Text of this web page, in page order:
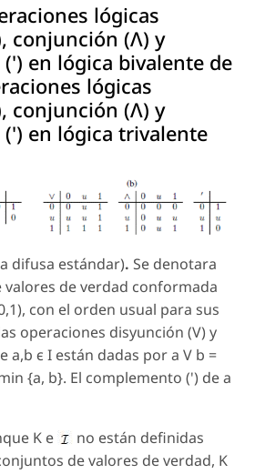
lógicas
conjunción (Λ) y
en lógica bivalente de
lógicas
conjunción (Λ) y
en lógica trivalente
difusa estándar). Se denotara
valores de verdad conformada
con el orden usual para sus
operaciones disyunción (V) y
a,b є I están dadas pora V b =
{a, b}. El complemento (') dea
K e
no están definidas
de valores de verdad, K